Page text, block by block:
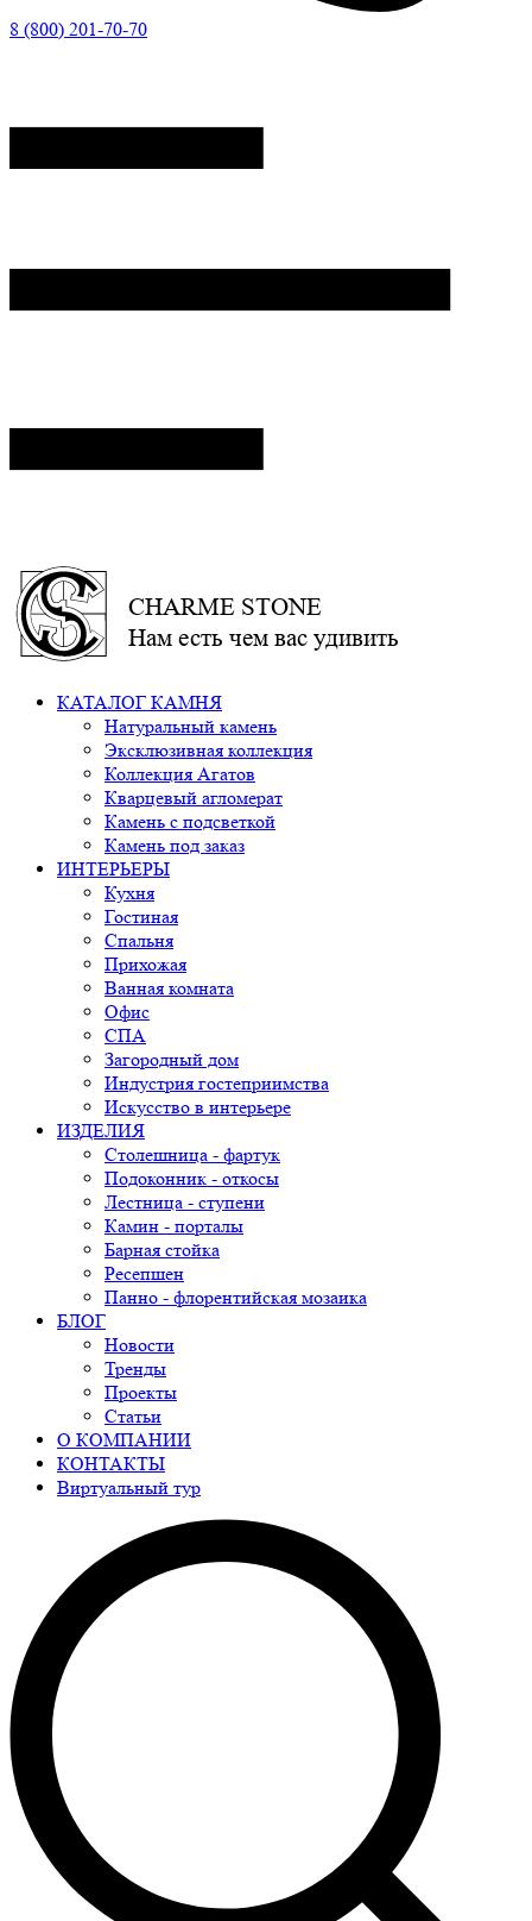
8 (800) 201-70-70
CHARME STONE
Нам есть чем вас удивить
КАТАЛОГ КАМНЯ
Натуральный камень
Эксклюзивная коллекция
Коллекция Агатов
Кварцевый агломерат
Камень с подсветкой
Камень под заказ
ИНТЕРЬЕРЫ
Кухня
Гостиная
Спальня
Прихожая
Ванная комната
Офис
СПА
Загородный дом
Индустрия гостеприимства
Искусство в интерьере
ИЗДЕЛИЯ
Столешница - фартук
Подоконник - откосы
Лестница - ступени
Камин - порталы
Барная стойка
Ресепшен
Панно - флорентийская мозаика
БЛОГ
Новости
Тренды
Проекты
Статьи
О КОМПАНИИ
КОНТАКТЫ
Виртуальный тур